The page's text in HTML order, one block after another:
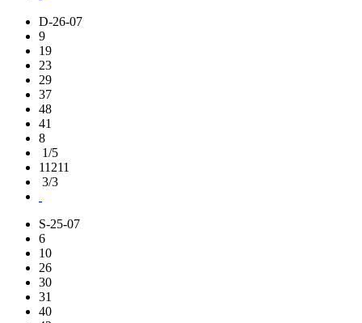
D-26-07
9
19
23
29
37
48
41
8
1/5
11211
3/3
S-25-07
6
10
26
30
31
40